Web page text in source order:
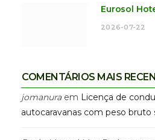
Eurosol
2026-07-22
COMENTÁRIOS MAIS
jomanuraem Licença de
autocaravanas com peso bruto